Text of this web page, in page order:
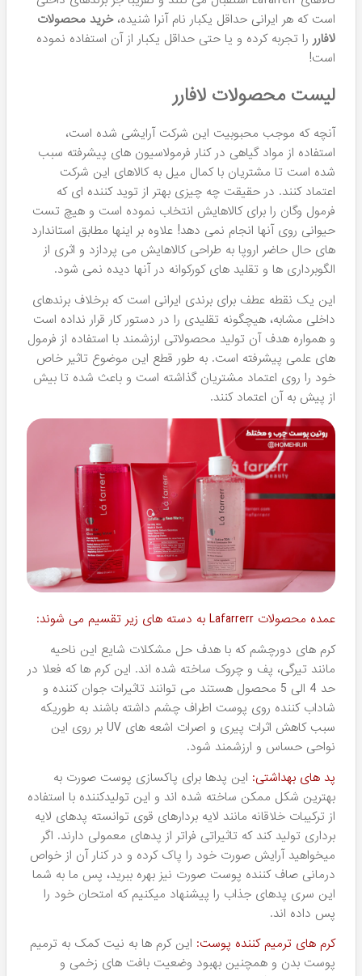
مدل
محصولات لافارر
محصولات لافارر را می توان جز بهترین و مرغوب ترین
محصولات آرایشی و بهداشتی ایرانی نام برد که با بهره گیری از
دانش روز اروپا و توان علمی متخصصین داخلی توانسته در دهه
اخیر، محبوبیت فوق العاده بالایی را درمیان مردم ایران بدست
آورد. در ادامه با هومهر معرفیبرند لافارر ، بررسی تاریخچه آن،
دلایل موفقیت این شرکت، لیست قیمت تمامی
محصولات Lafarrerr و امتیازات ویژه خرید آنها از هومهر به عنوان
کشور سازنده 🚩
ایران
تعداد کل محصولات ✅
بیش از 100 محصول موجود!
درصد تخفیف 💯
10 درصد!
پرفروش ترین محصول: 🔥
ضد آفتاب ها
جدیدترین محصول برند: 🕧
گران ترین محصول: ⚡
سرم ویتامین سی 20%
تست حیوانی ✅
ندارد
تاریخ تاسیس ✅
1388 شمسی
نوع ضمانت ✅
گارانتی تعویض کالا هومهر
تاریخچه برند لافارر
لابراتوارهای علمی دکتر کامکار باز می گردد. دکتر محمد کامکار
علاوه بر تاسیس این برند، به عنوان موسس برند های دیگری
همچون دفلی و جوجو نیز شناخته می شود. در طول فعالیت
این مجموعه، احترام به نیاز مصرف کنندگان، بهره مندی از
تکنولوژی و فرمولاسیون روز دنیا و ارائه محصولات باکیفیت
عالی همواره هدف اصلی لابراتوارهای دکتر کامکار در تولید این
محصولات بوده است. امروزه گسترش عرضه محصولات این
کارخانه به حدی رسیده است که نه تنها در ایران بلکه به کشوره
های حاشیه خلیج فارس، آفریقا و اروپای شرقی نیز عرضه می
شوند.